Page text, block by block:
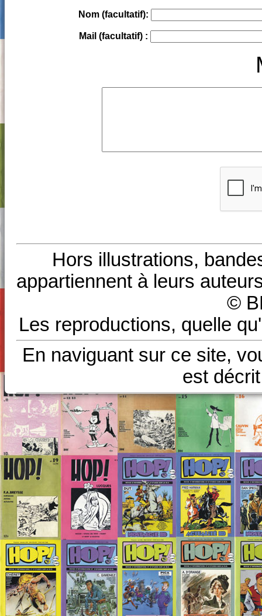
Nom (facultatif):
Mail (facultatif) :
Hors illustrations,
appartiennent à leurs
©
Les reproductions, quelle
En naviguant sur ce site,
est